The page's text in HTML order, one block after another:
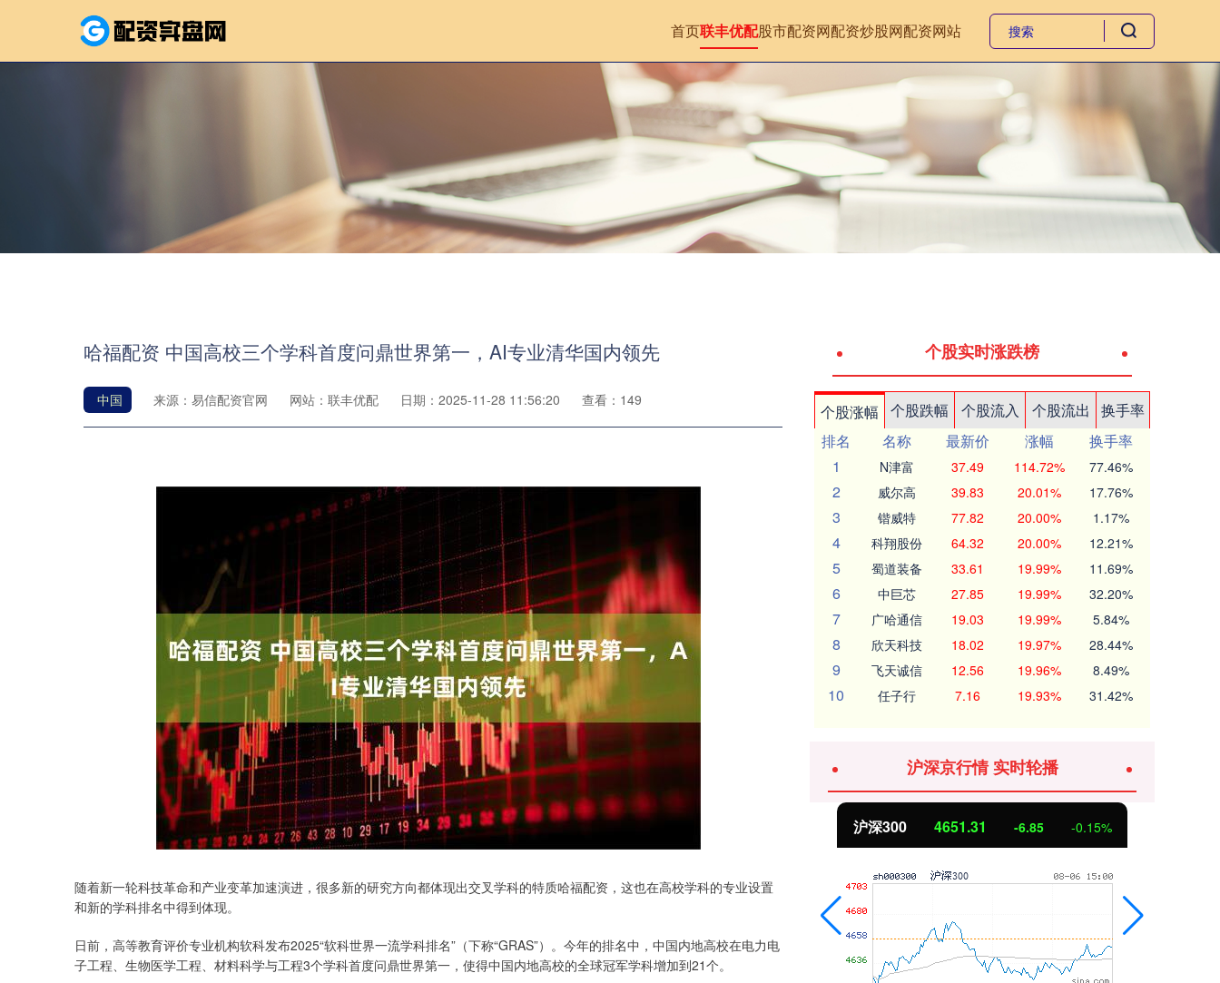
首页联丰优配股市配资网配资炒股网配资网站
哈福配资 中国高校三个学科首度问鼎世界第一，AI专业清华国内领先
中国 来源：易信配资官网 网站：联丰优配 日期：2025-11-28 11:56:20 查看：149
随着新一轮科技革命和产业变革加速演进，很多新的研究方向都体现出交叉学科的特质哈福配资，这也在高校学科的专业设置
和新的学科排名中得到体现。
日前，高等教育评价专业机构软科发布2025“软科世界一流学科排名”（下称“GRAS”）。今年的排名中，中国内地高校在电力电
子工程、生物医学工程、材料科学与工程3个学科首度问鼎世界第一，使得中国内地高校的全球冠军学科增加到21个。
个股实时涨跌榜
个股涨幅 个股跌幅 个股流入 个股流出
换手率
排名
名称 最新价 涨幅
换手率
1
N津富 37.49 114.72% 77.46%
2 威尔高 39.83 20.01% 17.76%
3 锴威特 77.82 20.00% 1.17%
4 科翔股份 64.32 20.00% 12.21%
5 蜀道装备 33.61 19.99% 11.69%
6 中巨芯 27.85 19.99% 32.20%
7 广哈通信 19.03 19.99% 5.84%
8 欣天科技 18.02 19.97% 28.44%
9 飞天诚信 12.56 19.96% 8.49%
10 任子行 7.16 19.93% 31.42%
沪深京行情 实时轮播
上证指数 3900.35 21.92 0.57% 深证成指 14110.12 沪深300 4651.31 -6.85 -0.15%